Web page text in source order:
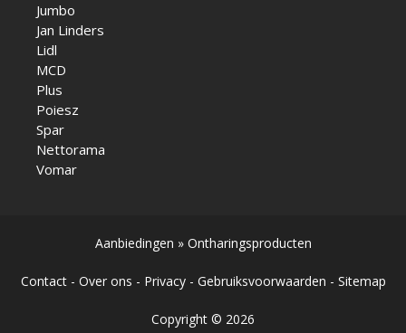
Jumbo
Jan Linders
Lidl
MCD
Plus
Poiesz
Spar
Nettorama
Vomar
Aanbiedingen » Ontharingsproducten
Contact- Over ons - Privacy- Gebruiksvoorwaarden - Sitemap
Copyright © 2026